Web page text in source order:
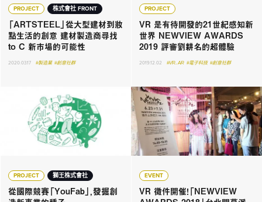
PROJECT 株式會社 FRONT
「ARTSTEEL」從大型建材到妝
點生活的創意 建材製造商尋找
to C 新市場的可能性
2020.03.17 #製造業 #創意社群
PROJECT
VR 是有待開發的21世紀感知新
世界 NEWVIEW AWARDS
2019 評審劉耕名的超體驗
2019.12.02 #VR．AR #電子科技 #創意社群
PROJECT 獅王株式會社
從國際競賽「YouFab」，發掘創
EVENT
VR 徵件開催！「NEWVIEW